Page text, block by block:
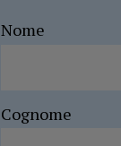
Nome
Cognome